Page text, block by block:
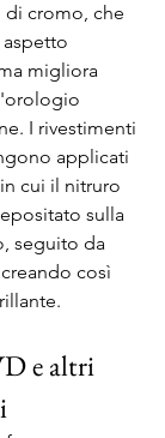
di cromo, che
migliora
I rivestimenti
applicati
cui il nitruro
sulla
seguito da
così
e altri